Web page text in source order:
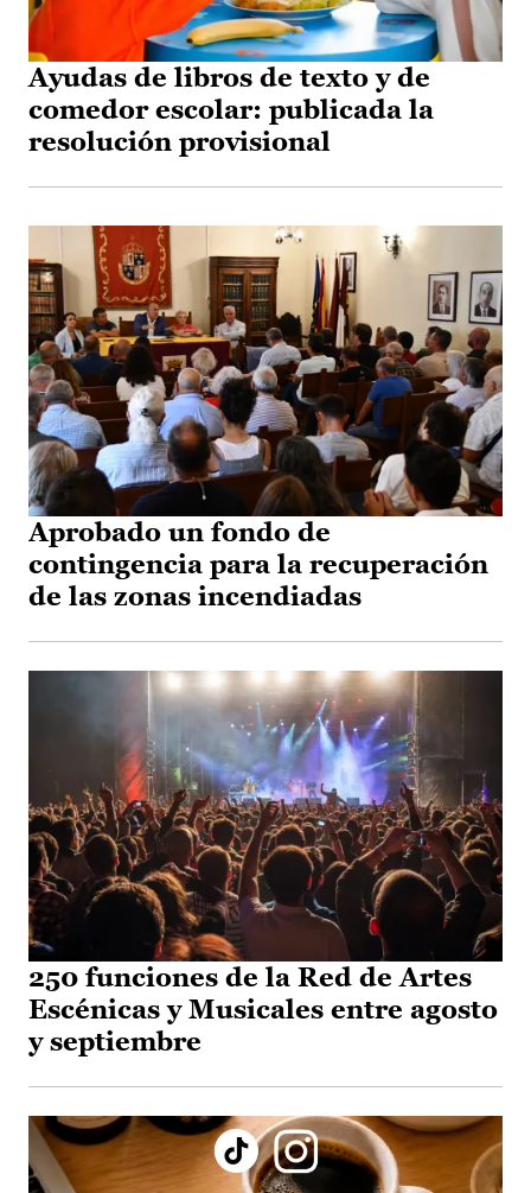
Ayudas de libros de texto y de
comedor escolar: publicada la
resolución provisional
Aprobado un fondo de
contingencia para la recuperación
de las zonas incendiadas
250 funciones de la Red de Artes
Escénicas y Musicales entre agosto
y septiembre